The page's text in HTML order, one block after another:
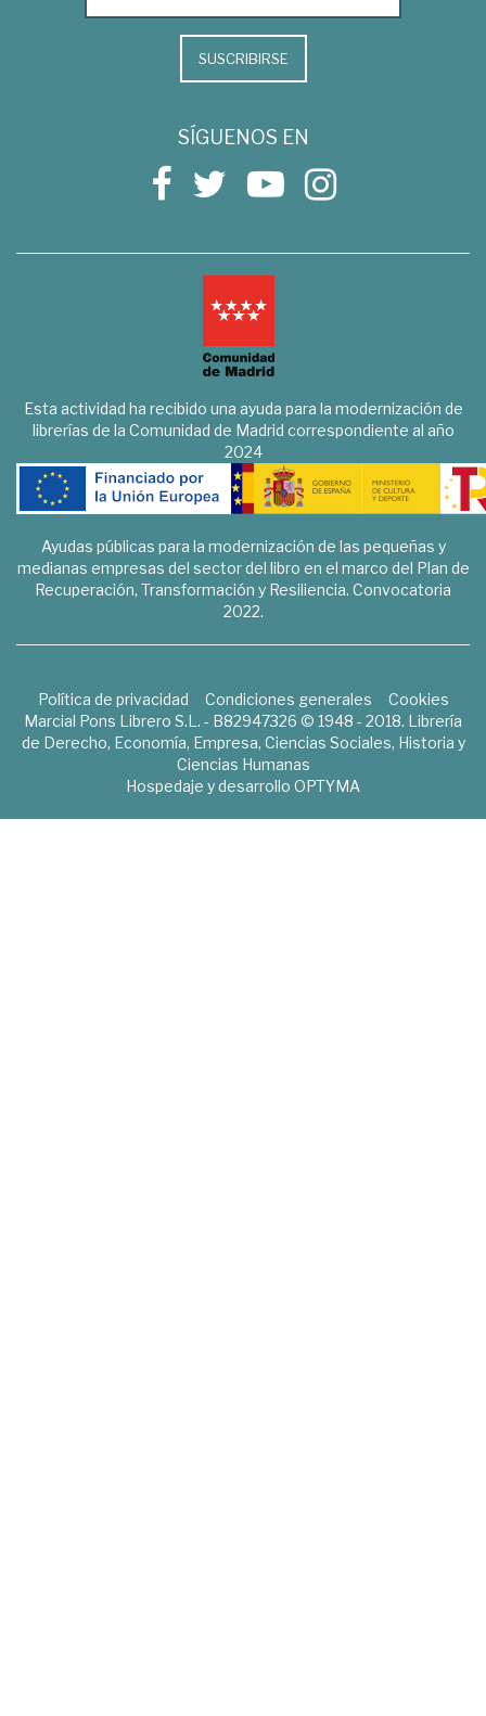
SUSCRIBIRSE
SÍGUENOS EN
Esta actividad ha recibido una ayuda para la modernización de
librerías de la Comunidad de Madrid correspondiente al año
2024
Ayudas públicas para la modernización de las pequeñas y
medianas empresas del sector del libro en el marco del Plan de
Recuperación, Transformación y Resiliencia. Convocatoria
2022.
Política de privacidad Condiciones generales
Cookies
Marcial Pons Librero S.L. - B82947326 © 1948 - 2018. Librería
de Derecho, Economía, Empresa, Ciencias Sociales, Historia y
Ciencias Humanas
Hospedaje y desarrollo OPTYMA